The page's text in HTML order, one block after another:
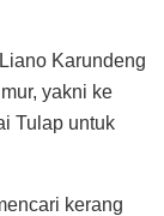
Karundeng
yakni ke
Tulap untuk
kerang